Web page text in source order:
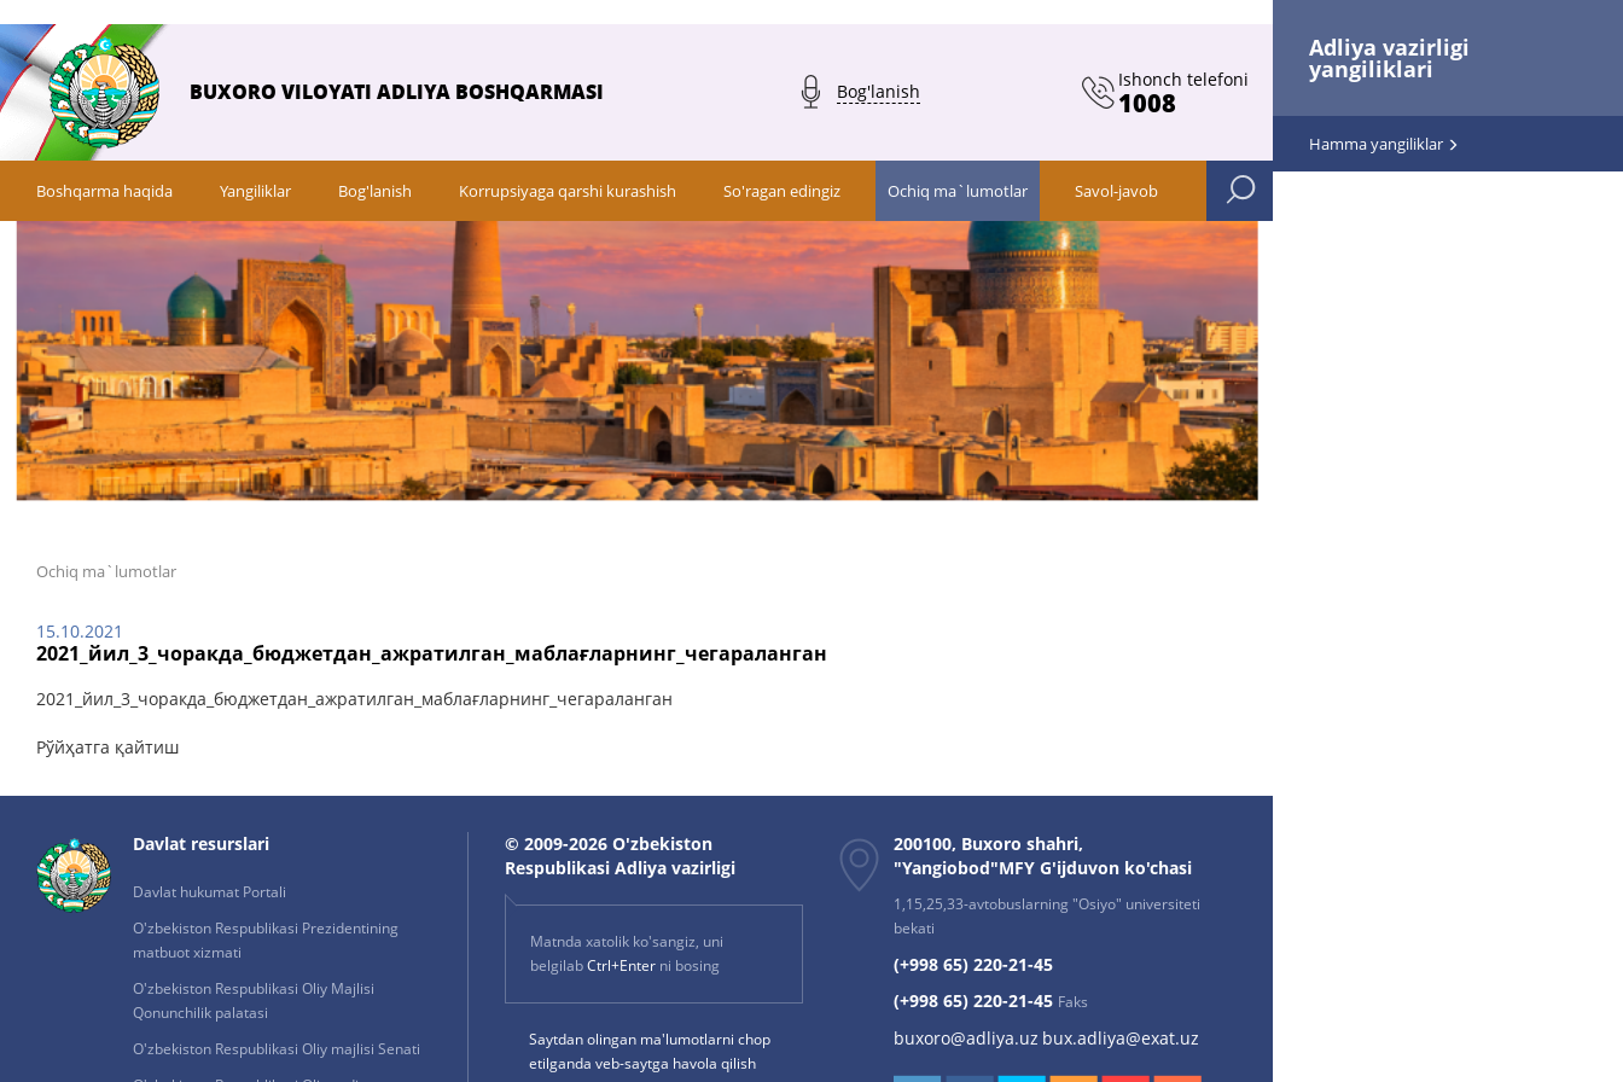
Adliya vazirligi
yangiliklari
Hamma yangiliklar
BUXORO VILOYATI ADLIYA BOSHQARMASI Bog'lanish
Ishonch telefoni
1008
Boshqarma haqida Yangiliklar Bog'lanish Korrupsiyaga qarshi kurashish So'ragan edingiz Ochiq ma`lumotlar Savol-javob
Ochiq ma`lumotlar
15.10.2021
2021_йил_3_чоракда_бюджетдан_ажратилган_маблағларнинг_чегараланган
2021_йил_3_чоракда_бюджетдан_ажратилган_маблағларнинг_чегараланган
Рўйҳатга қайтиш
Davlat resurslari
Davlat hukumat Portali
O'zbekiston Respublikasi Prezidentining
matbuot xizmati
O'zbekiston Respublikasi Oliy Majlisi
Qonunchilik palatasi
O'zbekiston Respublikasi Oliy majlisi Senati
© 2009-2026 O'zbekiston
Respublikasi Adliya vazirligi
Matnda xatolik ko'sangiz, uni
belgilabCtrl+Enterni bosing
Saytdan olingan ma'lumotlarni chop
etilganda veb-saytga havola qilish
200100, Buxoro shahri,
"Yangiobod"MFY G'ijduvon ko'chasi
1,15,25,33-avtobuslarning "Osiyo" universiteti
bekati
(+998 65) 220-21-45
(+998 65) 220-21-45 Faks
buxoro@adliya.uz bux.adliya@exat.uz